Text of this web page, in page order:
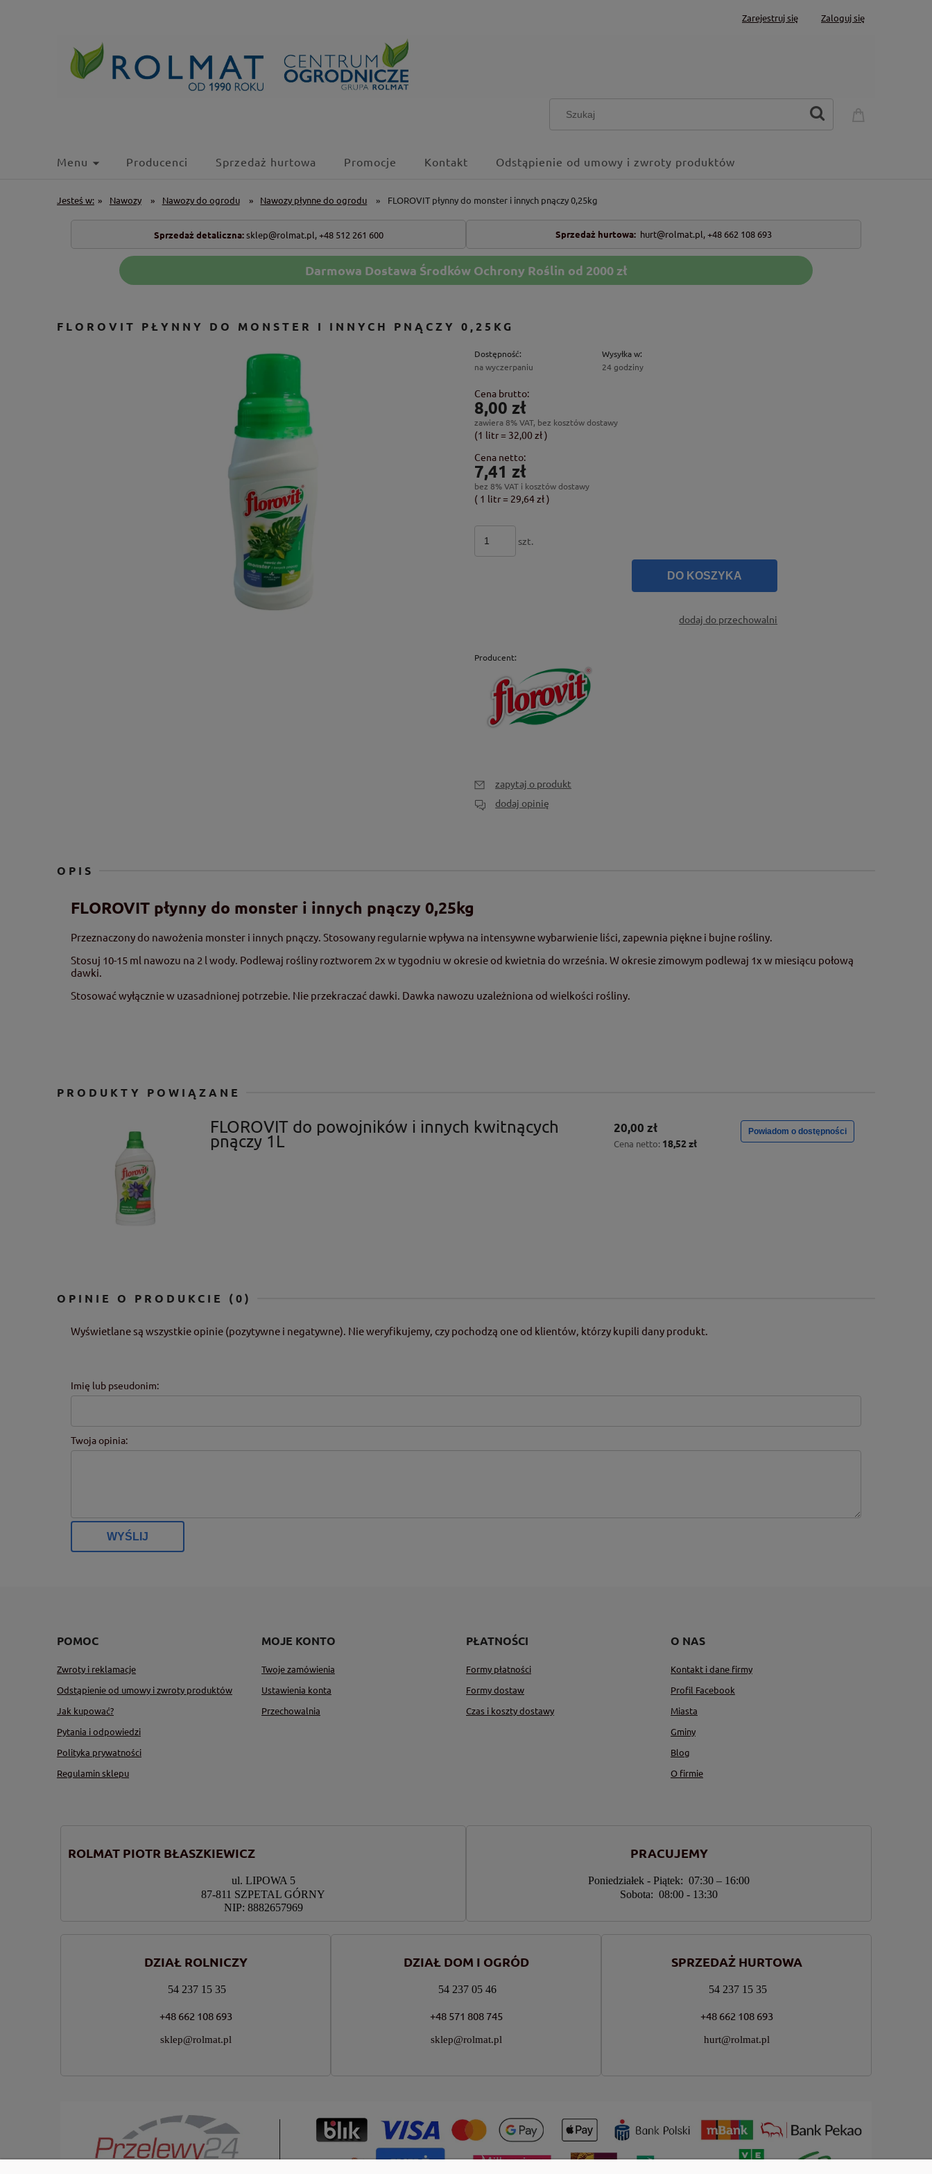
Zarejestruj się Zaloguj się
Menu Producenci Sprzedaż hurtowa Promocje Kontakt Odstąpienie od umowy i zwroty produktów
Jesteś w: » Nawozy » Nawozy do ogrodu » Nawozy płynne do ogrodu » FLOROVIT płynny do monster i innych pnączy 0,25kg
Sprzedaż detaliczna: sklep@rolmat.pl, +48 512 261 600 Sprzedaż hurtowa: hurt@rolmat.pl,+48 662 108 693
Darmowa Dostawa Środków Ochrony Roślin od 2000 zł
FLOROVIT PŁYNNY DO MONSTER I INNYCH PNĄCZY 0,25KG
Dostępność:
na wyczerpaniu
Wysyłka w:
24 godziny
Cena brutto:
8,00 zł
zawiera 8% VAT, bez kosztów dostawy
(1 litr= 32,00 zł)
Cena netto:
7,41 zł
bez 8% VAT i kosztów dostawy
( 1 litr= 29,64 zł)
szt.
DO KOSZYKA
dodaj do przechowalni
Producent:
zapytaj o produkt
dodaj opinię
OPIS
FLOROVIT płynny do monster i innych pnączy 0,25kg
Przeznaczony do nawożenia monster i innych pnączy. Stosowany regularnie wpływa na intensywne wybarwienie liści, zapewnia piękne i bujne rośliny.
Stosuj 10-15 ml nawozu na 2 l wody. Podlewaj rośliny roztworem 2x w tygodniu w okresie od kwietnia do września. W okresie zimowym podlewaj 1x w miesiącu połową
dawki.
Stosować wyłącznie w uzasadnionej potrzebie. Nie przekraczać dawki. Dawka nawozu uzależniona od wielkości rośliny.
PRODUKTY POWIĄZANE
FLOROVIT do powojników i innych kwitnących
pnączy 1L
20,00 zł
Cena netto: 18,52 zł
Powiadom o dostępności
OPINIE O PRODUKCIE (0)
Wyświetlane są wszystkie opinie (pozytywne i negatywne). Nie weryfikujemy, czy pochodzą one od klientów, którzy kupili dany produkt.
Imię lub pseudonim:
Twoja opinia:
WYŚLIJ
POMOC
Zwroty i reklamacje
Odstąpienie od umowy i zwroty produktów
Jak kupować?
Pytania i odpowiedzi
Polityka prywatności
Regulamin sklepu
MOJE KONTO
Twoje zamówienia
Ustawienia konta
Przechowalnia
PŁATNOŚCI
Formy płatności
Formy dostaw
Czas i koszty dostawy
O NAS
Kontakt i dane firmy
Profil Facebook
Miasta
Gminy
Blog
O firmie
ROLMAT PIOTR BŁASZKIEWICZ
ul. LIPOWA 5
87-811 SZPETAL GÓRNY
NIP: 8882657969
PRACUJEMY
Poniedziałek - Piątek: 07:30 – 16:00
Sobota: 08:00 - 13:30
DZIAŁ ROLNICZY
54 237 15 35
+48 662 108 693
sklep@rolmat.pl
DZIAŁ DOM I OGRÓD
54 237 05 46
+48 571 808 745
sklep@rolmat.pl
SPRZEDAŻ HURTOWA
54 237 15 35
+48 662 108 693
hurt@rolmat.pl